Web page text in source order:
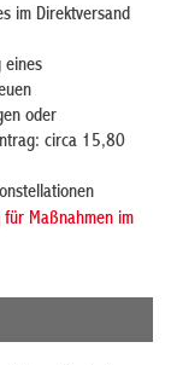
im Direktversand
eines
oder
circa 15,80
für Maßnahmen im